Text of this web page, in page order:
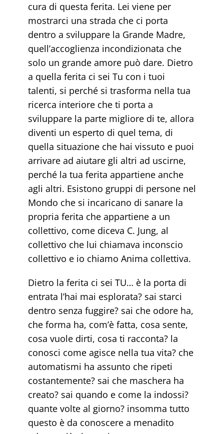
cura di questa ferita. Lei viene per
mostrarci una strada che ci porta
dentro a sviluppare la Grande Madre,
quell’accoglienza incondizionata che
solo un grande amore può dare. Dietro
a quella ferita ci sei Tu con i tuoi
talenti, si perché si trasforma nella tua
ricerca interiore che ti porta a
sviluppare la parte migliore di te, allora
diventi un esperto di quel tema, di
quella situazione che hai vissuto e puoi
arrivare ad aiutare gli altri ad uscirne,
perché la tua ferita appartiene anche
agli altri. Esistono gruppi di persone nel
Mondo che si incaricano di sanare la
propria ferita che appartiene a un
collettivo, come diceva C. Jung, al
collettivo che lui chiamava inconscio
collettivo e io chiamo Anima collettiva.
Dietro la ferita ci sei TU… è la porta di
entrata l’hai mai esplorata? sai starci
dentro senza fuggire? sai che odore ha,
che forma ha, com’è fatta, cosa sente,
cosa vuole dirti, cosa ti racconta? la
conosci come agisce nella tua vita? che
automatismi ha assunto che ripeti
costantemente? sai che maschera ha
creato? sai quando e come la indossi?
quante volte al giorno? insomma tutto
questo è da conoscere a menadito